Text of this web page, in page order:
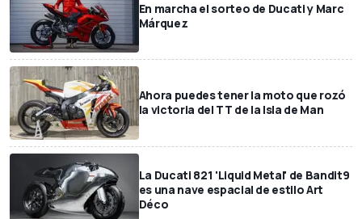
En marcha el sorteo de Ducati y Marc
Márquez
Ahora puedes tener la moto que rozó
la victoria del TT de la Isla de Man
La Ducati 821 'Liquid Metal' de Bandit9
es una nave espacial de estilo Art
Déco